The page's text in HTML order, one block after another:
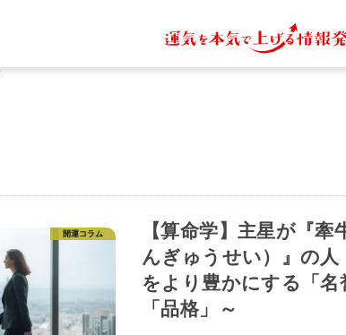
開運コラム
【算命学】主星が『牽
んぎゅうせい）』の
をより豊かにする「名
「品格」～